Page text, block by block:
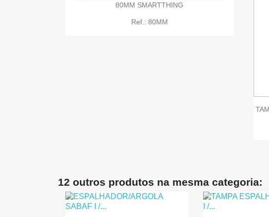
80MM SMARTTHING
Ref.: 80MM
12 outros produtos na mesma categoria: